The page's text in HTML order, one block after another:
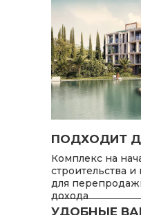
ПОДХОДИТ
Комплекс на
строительства
для
дохода
УДОБНЫЕ